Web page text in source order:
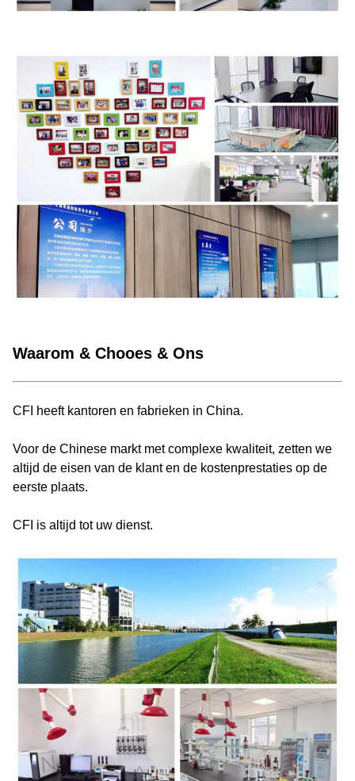
Waarom & Chooes & Ons
CFI heeft kantoren en fabrieken in China.
Voor de Chinese markt met complexe kwaliteit, zetten we
altijd de eisen van de klant en de kostenprestaties op de
eerste plaats.
CFI is altijd tot uw dienst.